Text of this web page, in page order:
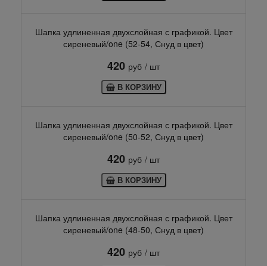
Шапка удлиненная двухслойная с графикой. Цвет
сиреневый/one (52-54, Снуд в цвет)
420 руб / шт
В КОРЗИНУ
Шапка удлиненная двухслойная с графикой. Цвет
сиреневый/one (50-52, Снуд в цвет)
420 руб / шт
В КОРЗИНУ
Шапка удлиненная двухслойная с графикой. Цвет
сиреневый/one (48-50, Снуд в цвет)
420 руб / шт